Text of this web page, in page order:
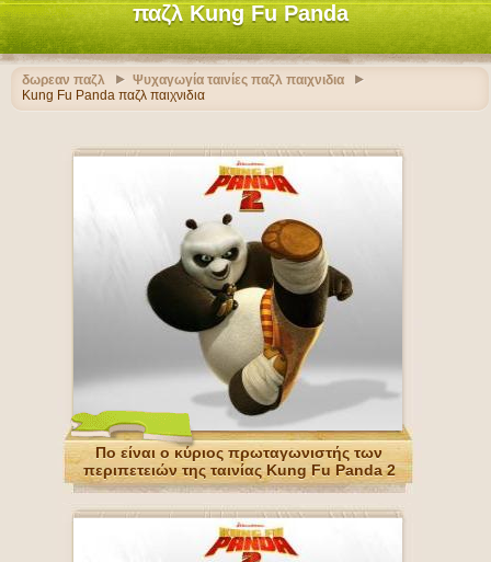
παζλ Kung Fu Panda
δωρεαν παζλ
Ψυχαγωγία ταινίες παζλ παιχνιδια
Kung Fu Panda παζλ παιχνιδια
По είναι ο κύριος πρωταγωνιστής των
περιπετειών της ταινίας Kung Fu Panda 2